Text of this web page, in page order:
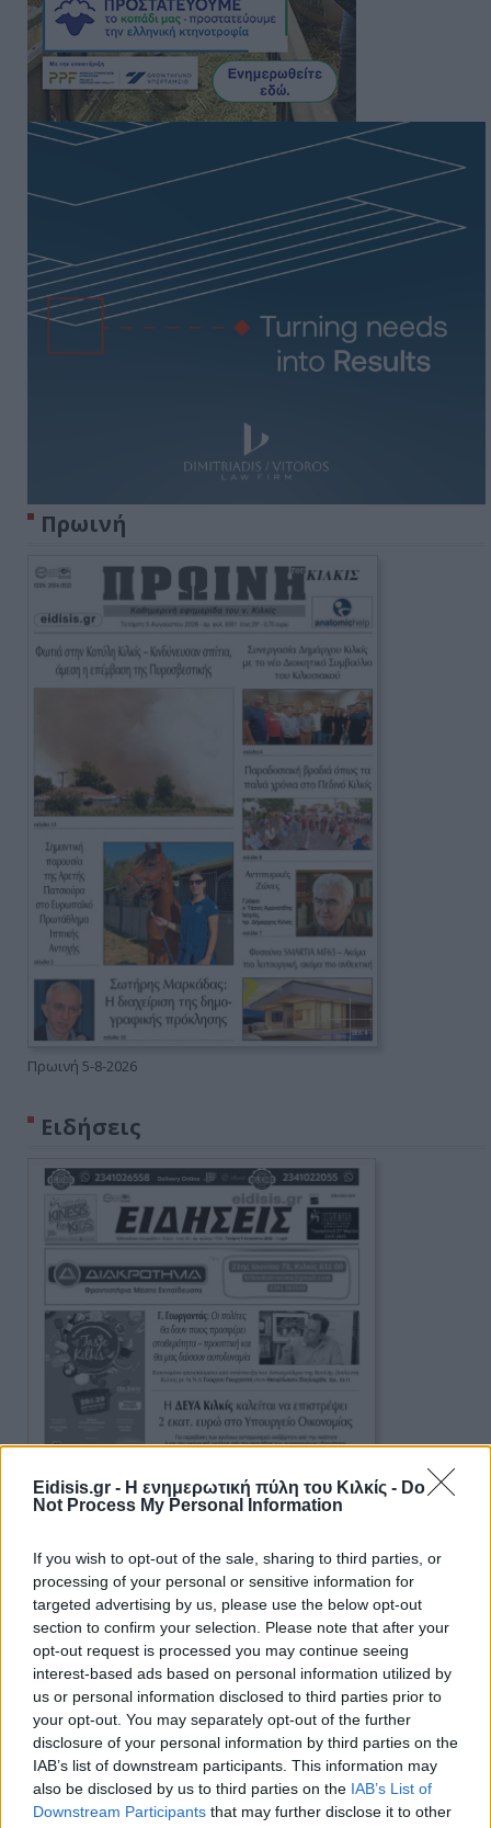
Eidisis.gr - Η ενημερωτική πύλη του Κιλκίς - Do
Not Process My Personal Information
If you wish to opt-out of the sale, sharing to third parties, or
processing of your personal or sensitive information for
targeted advertising by us, please use the below opt-out
section to confirm your selection. Please note that after your
opt-out request is processed you may continue seeing
interest-based ads based on personal information utilized by
us or personal information disclosed to third parties prior to
your opt-out. You may separately opt-out of the further
disclosure of your personal information by third parties on the
IAB’s list of downstream participants. This information may
also be disclosed by us to third parties on the IAB’s List of
Downstream Participants that may further disclose it to other
Πρωινή
Πρωινή 5-8-2026
Ειδήσεις
Ειδήσεις 5-8-2026